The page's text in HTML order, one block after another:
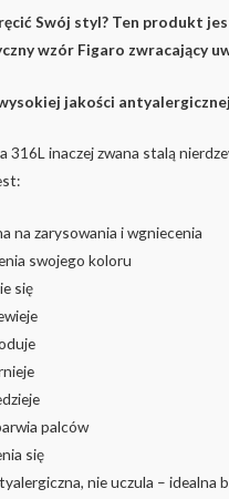
Swój styl? Ten produkt
wzór Figaro zwracający
jakości
316L inaczej zwana stalą
na zarysowania i wgniecenia
swojego koloru
się
palców
się
nie uczula – idealna